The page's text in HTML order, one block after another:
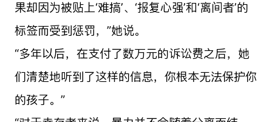
果却因为被贴上‘难搞’、‘报复心强’和‘离间者’的
标签而受到惩罚，”她说。
“多年以后，在支付了数万元的诉讼费之后，她
们清楚地听到了这样的信息，你根本无法保护你
的孩子。”